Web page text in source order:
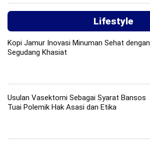
Lifestyle
Kopi Jamur Inovasi Minuman Sehat dengan
Segudang Khasiat
Usulan Vasektomi Sebagai Syarat Bansos
Tuai Polemik Hak Asasi dan Etika